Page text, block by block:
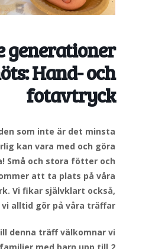
generationer
Hand- och
fotavtryck
som inte är det minsta
kan vara med och göra
Små och stora fötter och
att ta plats på våra
Vi fikar självklart också,
vi alltid gör på våra träffar.
denna träff välkomnar vi
med barn upp till 2